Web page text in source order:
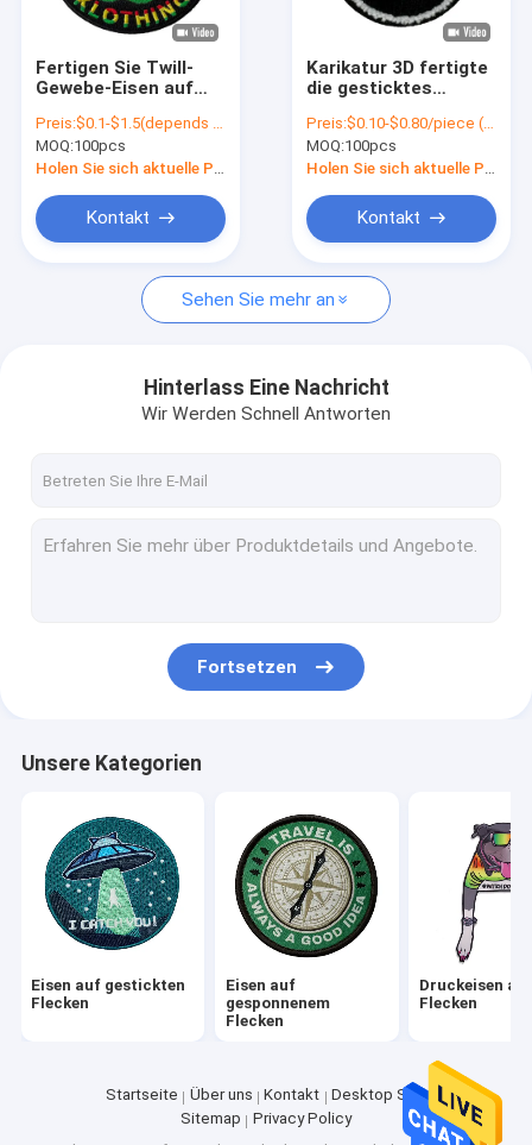
Kundenspezifische gestickte Flecken
3D stickte Flecken
Gesponnener Logo Patch
Chenille-Stickerei-Flecken
Schirm druckte Flecken
Gesponnener Schlüsselanhänger
Gesponnene Handgelenk-Bänder
Fertigen Sie Twill-
Gewebe-Eisen auf
Flecken der
Stickerei-Flecken-
100%
Preis:$0.1-$1.5(depends on the design and order quantity)
MOQ:100pcs
Holen Sie sich aktuelle Preis
Kontakt
Karikatur 3D fertigte
die gesticktes
besonders an, die für
Kleiderbeutel
waschbar sind
Preis:$0.10-$0.80/piece (depends on the design and order quantity)
MOQ:100pcs
Holen Sie sich aktuelle Preis
Kontakt
Sehen Sie mehr an
Hinterlass Eine Nachricht
Wir Werden Schnell Antworten
Fortsetzen
Unsere Kategorien
Eisen auf gestickten
Flecken
Eisen auf
gesponnenem
Flecken
Druckeisen
Flecken
Startseite Über uns Kontakt
Desktop Site
Sitemap
Privacy Policy